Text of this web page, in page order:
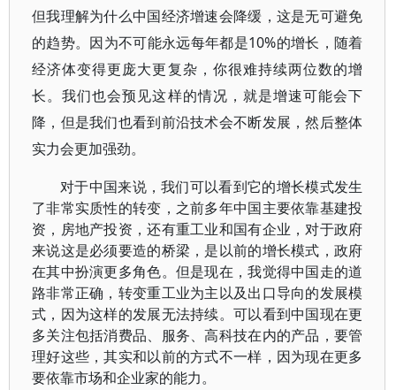
但我理解为什么中国经济增速会降缓，这是无可避免
的趋势。因为不可能永远每年都是10%的增长，随着
经济体变得更庞大更复杂，你很难持续两位数的增
长。我们也会预见这样的情况，就是增速可能会下
降，但是我们也看到前沿技术会不断发展，然后整体
实力会更加强劲。
对于中国来说，我们可以看到它的增长模式发生
了非常实质性的转变，之前多年中国主要依靠基建投
资，房地产投资，还有重工业和国有企业，对于政府
来说这是必须要造的桥梁，是以前的增长模式，政府
在其中扮演更多角色。但是现在，我觉得中国走的道
路非常正确，转变重工业为主以及出口导向的发展模
式，因为这样的发展无法持续。可以看到中国现在更
多关注包括消费品、服务、高科技在内的产品，要管
理好这些，其实和以前的方式不一样，因为现在更多
要依靠市场和企业家的能力。